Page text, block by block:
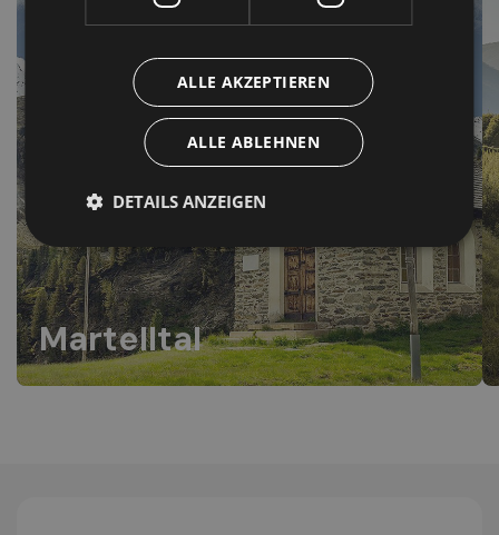
Martelltal
ALLE AKZEPTIEREN
ALLE ABLEHNEN
DETAILS ANZEIGEN